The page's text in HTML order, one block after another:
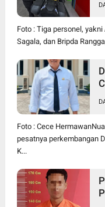
Foto : Tiga personel,
Sagala, dan Bripda
Foto : Cece
pesatnya perkembangan
K...